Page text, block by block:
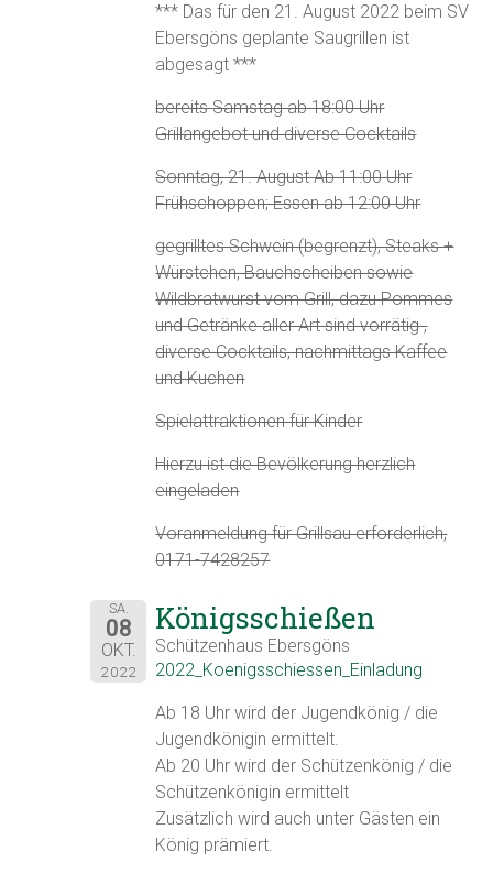
*** Das für den 21. August 2022 beim SV
Ebersgöns geplante Saugrillen ist
abgesagt ***
bereits Samstag ab 18:00 Uhr
Grillangebot und diverse Cocktails
Sonntag, 21. August Ab 11:00 Uhr
Frühschoppen; Essen ab 12:00 Uhr
gegrilltes Schwein (begrenzt), Steaks +
Würstchen, Bauchscheiben sowie
Wildbratwurst vom Grill, dazu Pommes
und Getränke aller Art sind vorrätig ,
diverse Cocktails, nachmittags Kaffee
und Kuchen
Spielattraktionen für Kinder
Hierzu ist die Bevölkerung herzlich
eingeladen
Voranmeldung für Grillsau erforderlich,
0171-7428257
SA.
08
OKT.
2022
Königsschießen
Schützenhaus Ebersgöns
2022_Koenigsschiessen_Einladung
Ab 18 Uhr wird der Jugendkönig / die
Jugendkönigin ermittelt.
Ab 20 Uhr wird der Schützenkönig / die
Schützenkönigin ermittelt
Zusätzlich wird auch unter Gästen ein
König prämiert.